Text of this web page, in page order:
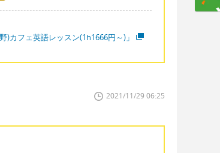
)カフェ英語レッスン(1h1666円～)」
2021/11/29 06:25